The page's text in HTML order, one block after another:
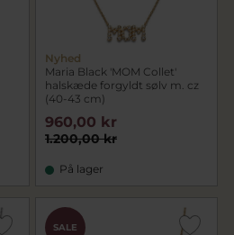
Nyhed
Maria Black 'MOM Collet'
halskæde forgyldt sølv m. cz
(40-43 cm)
1.200,00 kr
960,00 kr
På lager
SALE